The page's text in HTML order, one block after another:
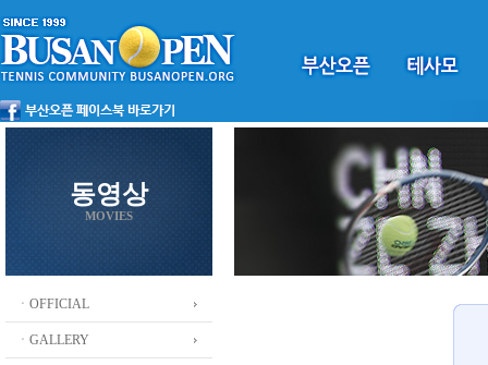
동영상
MOVIES
ㆍOFFICIAL
ㆍGALLERY